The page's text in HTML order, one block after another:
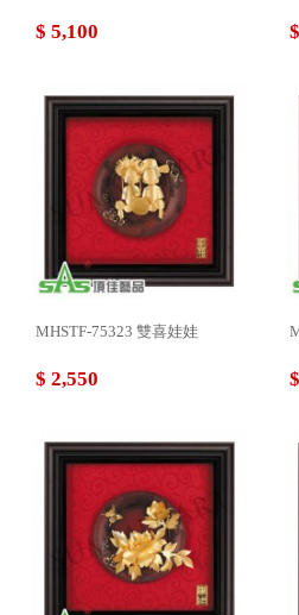
$ 5,100
MHSTF-75323 雙喜娃娃
$ 2,550